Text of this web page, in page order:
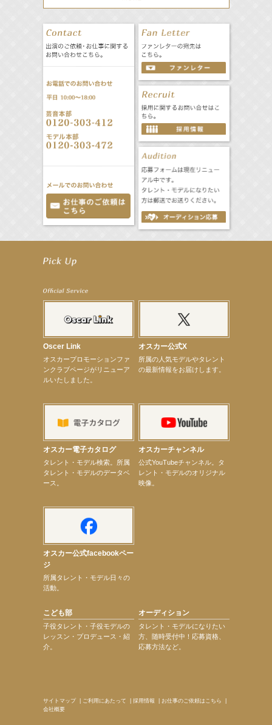
【武井咲】ENFÖLD 2026 PF/FW archetypeに登場！
【elfin’】8月16日（日）「全世界」発売記念イベント決定！
【elfin’】7thシングル『全世界』がFM TANABEでO.A.決定♪
【昆虫ハンター牧田習】宝塚市立手塚治虫記念館トークショー＆宝塚文化芸術センター昆虫展示イ
ショーゲスト出演！
【定本楓馬】WEB DIGVII 連載企画『東京23時』に登場！
【髙橋ひかる】7月雑誌掲載情報
【elfin’】7thシングル『全世界』がFMふくろうでパワープレイO.A.決定
【elfin’】【辻美優】8月28日（金）「辻美優(elfin’)グレイテスト・ショー」に出演決定！
【elfin’】9月27日（日）「Beauty Voice Theater Reboot Vol.3」開催決定！
【本田紗来】「Ray」9月号発売中！
【宇垣美里】「マンガ【推しの子】展‐星のキセキ‐」オープニングイベント
Oscer Link
オスカープロモーションファ
ンクラブページがリニューア
ルいたしました。
オスカー公式X
所属の人気モデルやタレント
の最新情報をお届けします。
オスカー電子カタログ
タレント・モデル検索。所属
タレント・モデルのデータベ
ース。
オスカーチャンネル
公式YouTubeチャンネル。タ
レント・モデルのオリジナル
映像。
オスカー公式facebookペー
ジ
所属タレント・モデル日々の
活動。
こども部
子役タレント・子役モデルの
レッスン・プロデュース・紹
介。
オーディション
タレント・モデルになりたい
方、随時受付中！応募資格、
応募方法など。
サイトマップ| ご利用にあたって 採用情報 お仕事のご依頼はこちら
会社概要